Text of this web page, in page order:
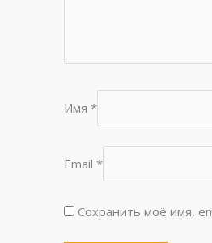
Имя *
Email *
Сохранить моё имя,